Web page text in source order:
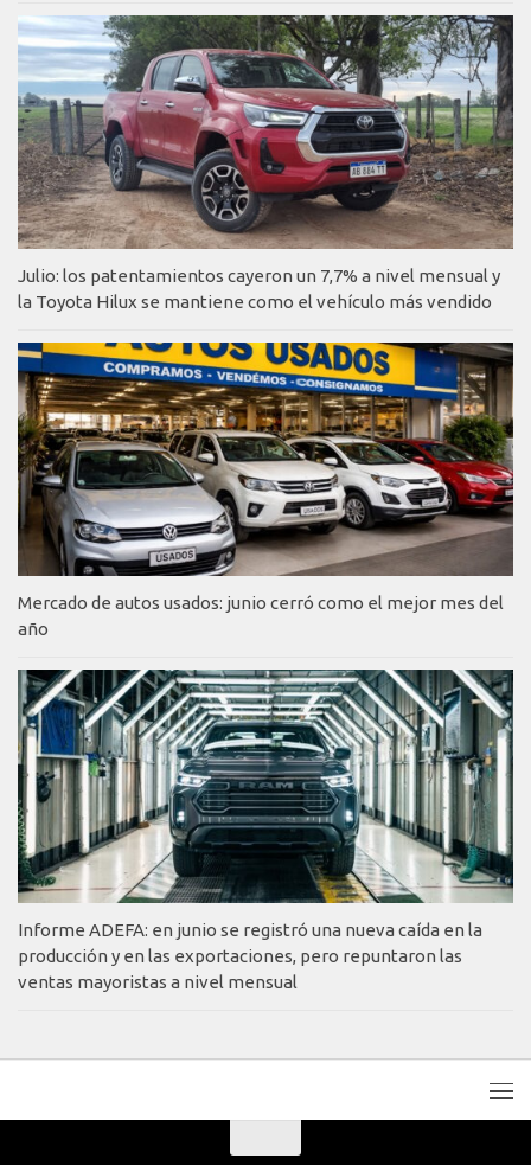
Julio: los patentamientos cayeron un 7,7% a nivel mensual y
la Toyota Hilux se mantiene como el vehículo más vendido
Mercado de autos usados: junio cerró como el mejor mes del
año
Informe ADEFA: en junio se registró una nueva caída en la
producción y en las exportaciones, pero repuntaron las
ventas mayoristas a nivel mensual